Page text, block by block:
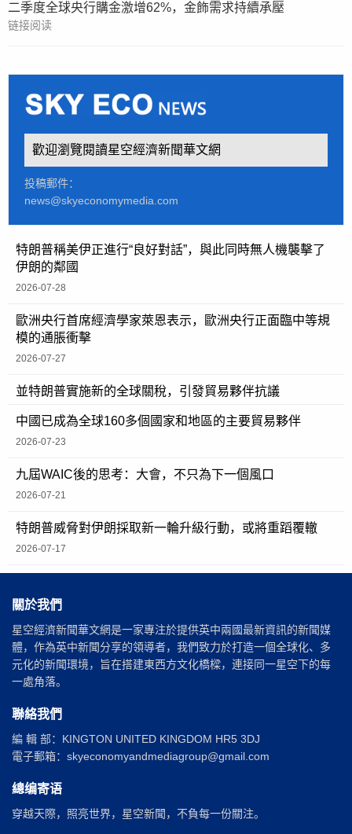
二季度全球央行購金激增62%，金飾需求持續承壓
链接阅读
歡迎瀏覽閱讀星空經濟新聞華文網
投稿郵件：
news@skyeconomymedia.com
特朗普稱美伊正進行“良好對話”，與此同時無人機襲擊了
伊朗的鄰國
2026-07-28
歐洲央行首席經濟學家萊恩表示，歐洲央行正面臨中等規
模的通脹衝擊
2026-07-27
並特朗普實施新的全球關稅，引發貿易夥伴抗議
中國已成為全球160多個國家和地區的主要貿易夥伴
2026-07-23
九屆WAIC後的思考：大會，不只為下一個風口
2026-07-21
特朗普威脅對伊朗採取新一輪升級行動，或將重蹈覆轍
2026-07-17
關於我們
星空經濟新聞華文網是一家專注於提供英中兩國最新資訊的新聞媒
體，作為英中新聞分享的領導者，我們致力於打造一個全球化、多
元化的新聞環境，旨在搭建東西方文化橋樑，連接同一星空下的每
一處角落。
聯絡我們
編 輯 部：KINGTON UNITED KINGDOM HR5 3DJ
電子郵箱：skyeconomyandmediagroup@gmail.com
總编寄语
穿越天際，照亮世界，星空新聞，不負每一份關注。